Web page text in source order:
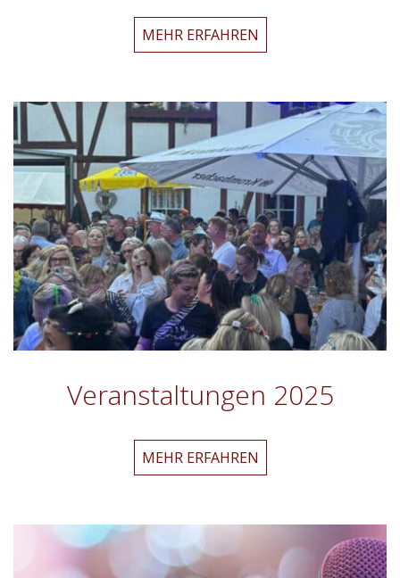
MEHR ERFAHREN
auf
Hof
Veranstaltungen 2025
MEHR ERFAHREN
2025